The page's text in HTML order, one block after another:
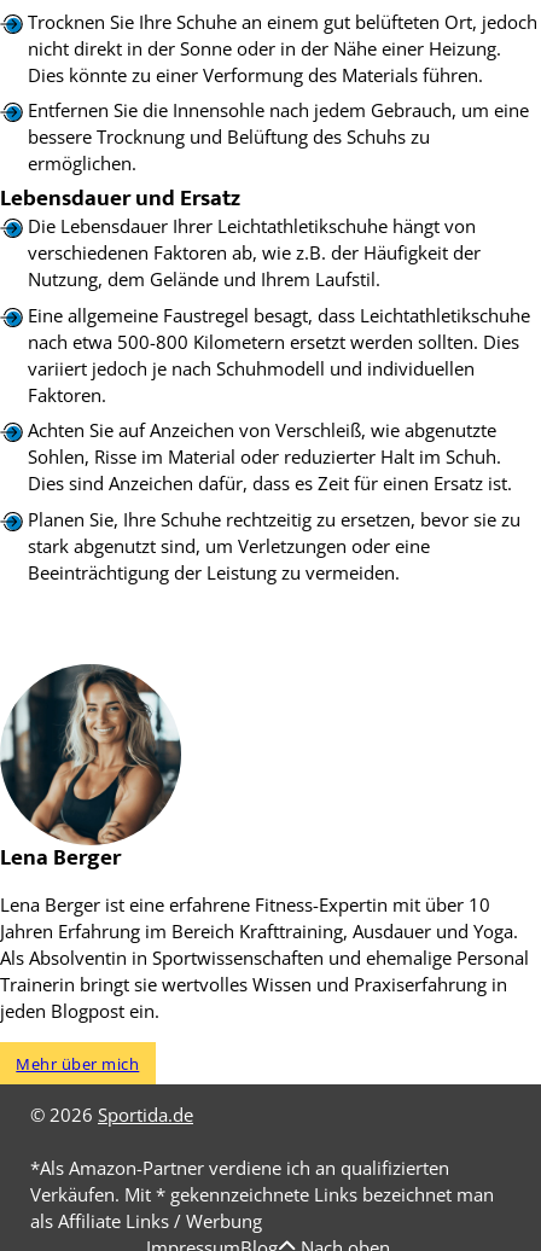
Trocknen Sie Ihre Schuhe an einem gut belüfteten Ort, jedoch
nicht direkt in der Sonne oder in der Nähe einer Heizung.
Dies könnte zu einer Verformung des Materials führen.
Entfernen Sie die Innensohle nach jedem Gebrauch, um eine
bessere Trocknung und Belüftung des Schuhs zu
ermöglichen.
Lebensdauer und Ersatz
Die Lebensdauer Ihrer Leichtathletikschuhe hängt von
verschiedenen Faktoren ab, wie z.B. der Häufigkeit der
Nutzung, dem Gelände und Ihrem Laufstil.
Eine allgemeine Faustregel besagt, dass Leichtathletikschuhe
nach etwa 500-800 Kilometern ersetzt werden sollten. Dies
variiert jedoch je nach Schuhmodell und individuellen
Faktoren.
Achten Sie auf Anzeichen von Verschleiß, wie abgenutzte
Sohlen, Risse im Material oder reduzierter Halt im Schuh.
Dies sind Anzeichen dafür, dass es Zeit für einen Ersatz ist.
Planen Sie, Ihre Schuhe rechtzeitig zu ersetzen, bevor sie zu
stark abgenutzt sind, um Verletzungen oder eine
Beeinträchtigung der Leistung zu vermeiden.
Lena Berger
Lena Berger ist eine erfahrene Fitness-Expertin mit über 10
Jahren Erfahrung im Bereich Krafttraining, Ausdauer und Yoga.
Als Absolventin in Sportwissenschaften und ehemalige Personal
Trainerin bringt sie wertvolles Wissen und Praxiserfahrung in
jeden Blogpost ein.
Mehr über mich
© 2026 Sportida.de
*Als Amazon-Partner verdiene ich an qualifizierten
Verkäufen. Mit * gekennzeichnete Links bezeichnet man
als Affiliate Links / Werbung